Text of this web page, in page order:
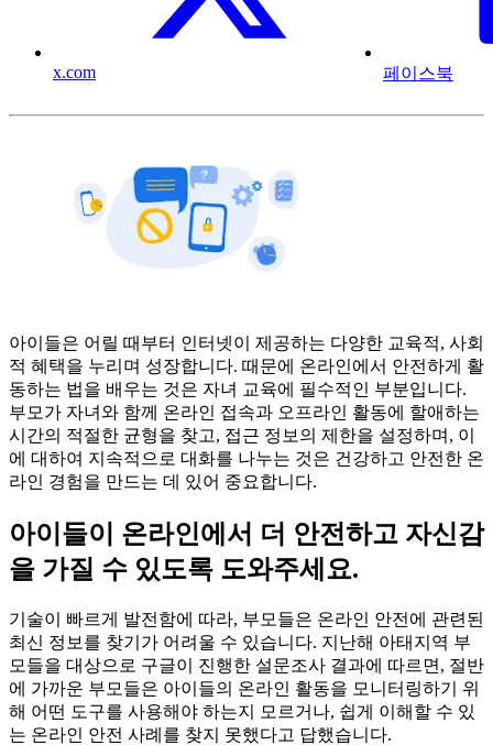
x.com 페이스북
아이들은 어릴 때부터 인터넷이 제공하는 다양한 교육적, 사회
적 혜택을 누리며 성장합니다. 때문에 온라인에서 안전하게 활
동하는 법을 배우는 것은 자녀 교육에 필수적인 부분입니다.
부모가 자녀와 함께 온라인 접속과 오프라인 활동에 할애하는
시간의 적절한 균형을 찾고, 접근 정보의 제한을 설정하며, 이
에 대하여 지속적으로 대화를 나누는 것은 건강하고 안전한 온
라인 경험을 만드는 데 있어 중요합니다.
아이들이 온라인에서 더 안전하고 자신감
을 가질 수 있도록 도와주세요.
기술이 빠르게 발전함에 따라, 부모들은 온라인 안전에 관련된
최신 정보를 찾기가 어려울 수 있습니다. 지난해 아태지역 부
모들을 대상으로 구글이 진행한 설문조사 결과에 따르면, 절반
에 가까운 부모들은 아이들의 온라인 활동을 모니터링하기 위
해 어떤 도구를 사용해야 하는지 모르거나, 쉽게 이해할 수 있
는 온라인 안전 사례를 찾지 못했다고 답했습니다.